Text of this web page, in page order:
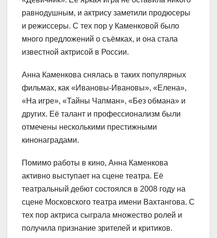
равнодушным, и актрису заметили продюсеры
и режиссеры. С тех пор у Каменковой было
много предложений о съёмках, и она стала
известной актрисой в России.
Анна Каменкова снялась в таких популярных
фильмах, как «Ивановы-Ивановы», «Елена»,
«На игре», «Тайны Чапман», «Без обмана» и
других. Её талант и профессионализм были
отмечены несколькими престижными
кинонаградами.
Помимо работы в кино, Анна Каменкова
активно выступает на сцене театра. Её
театральный дебют состоялся в 2008 году на
сцене Московского театра имени Вахтангова. С
тех пор актриса сыграла множество ролей и
получила признание зрителей и критиков.